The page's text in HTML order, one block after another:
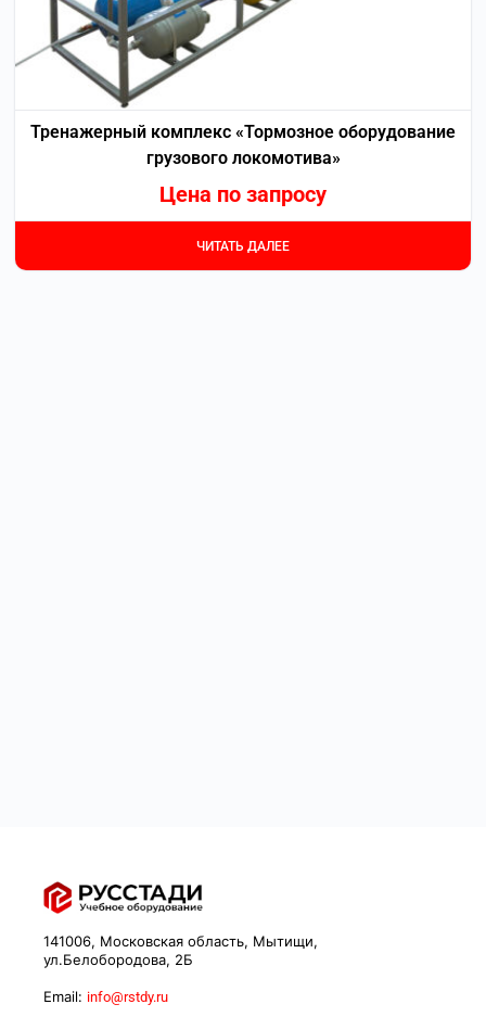
Тренажерный комплекс «Тормозное оборудование
грузового локомотива»
Цена по запросу
ЧИТАТЬ ДАЛЕЕ
141006, Московская область, Мытищи,
ул.Белобородова, 2Б
Email: info@rstdy.ru